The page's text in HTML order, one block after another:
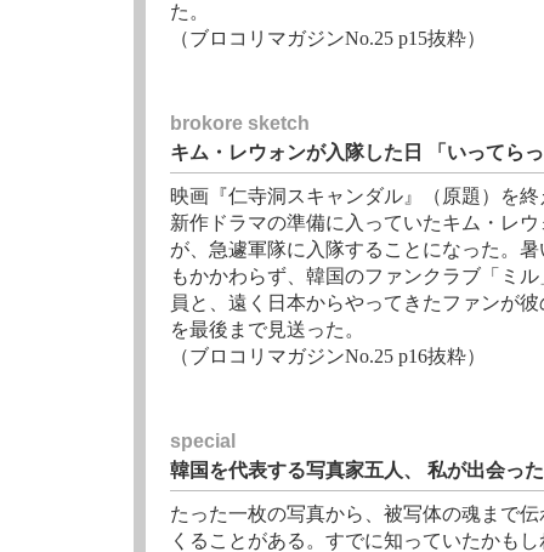
た。
（ブロコリマガジンNo.25 p15抜粋）
brokore sketch
キム・レウォンが入隊した日 「いってら
映画『仁寺洞スキャンダル』（原題）を終
新作ドラマの準備に入っていたキム・レウ
が、急遽軍隊に入隊することになった。暑
もかかわらず、韓国のファンクラブ「ミル
員と、遠く日本からやってきたファンが彼
を最後まで見送った。
（ブロコリマガジンNo.25 p16抜粋）
special
韓国を代表する写真家五人、 私が出会っ
たった一枚の写真から、被写体の魂まで伝
くることがある。すでに知っていたかもし